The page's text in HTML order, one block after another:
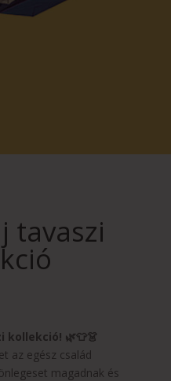
tavaszi
kollekció! 🌿👕👗
az egész család
magadnak és